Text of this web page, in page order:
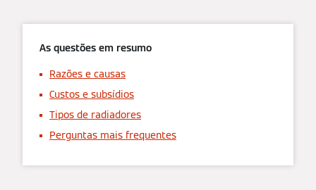
As questões em resumo
Razões e causas
Custos e subsídios
Tipos de radiadores
Perguntas mais frequentes